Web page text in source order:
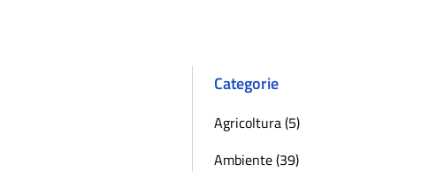
Categorie
Agricoltura (5)
Ambiente (39)